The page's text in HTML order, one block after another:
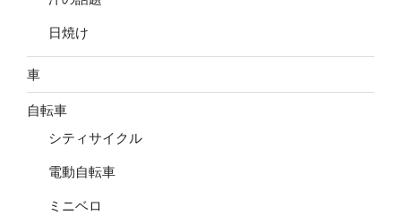
日焼け
車
自転車
シティサイクル
電動自転車
ミニベロ